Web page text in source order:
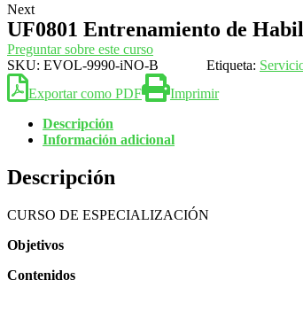
Next
UF0801 Entrenamiento de
Preguntar sobre este curso
SKU: EVOL-9990-iNO-B Etiqueta:
Exportar como PDF
Imprimir
Descripción
Información adicional
Descripción
CURSO DE ESPECIALIZACIÓN
Objetivos
Contenidos